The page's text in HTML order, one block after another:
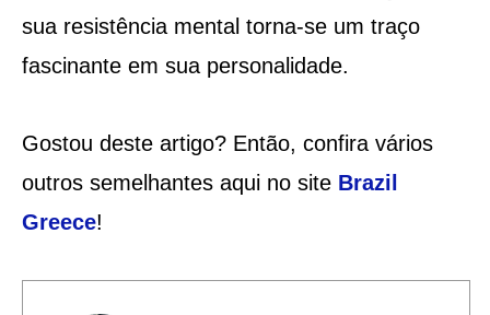
sua resistência mental torna-se um traço
fascinante em sua personalidade.
Gostou deste artigo? Então, confira vários
outros semelhantes aqui no site Brazil
Greece!